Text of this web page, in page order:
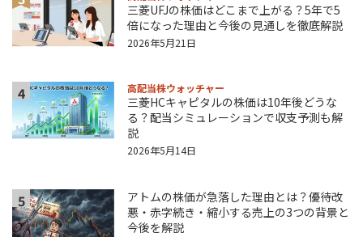
三菱UFJの株価はどこまで上がる？5年で5
倍になった理由と今後の見通しを徹底解説
2026年5月21日
4 高配当株ウォッチャー
三菱HCキャピタルの株価は10年後どうな
る？配当シミュレーションで収支予測も解
説
2026年5月14日
5
アトムの株価が急落した理由とは？優待改
悪・赤字続き・縮小する売上の3つの背景と
今後を解説